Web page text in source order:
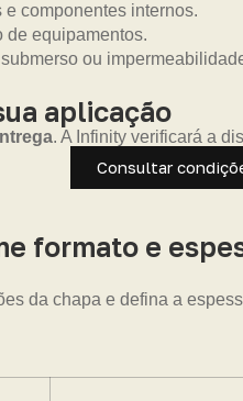
componentes internos.
de equipamentos.
ou
aplicação
. A Infinity verificará a
Consultar
formato e
da chapa e defina a